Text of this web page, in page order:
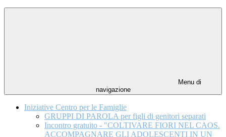
Menu di
navigazione
Iniziative Centro per le Famiglie
GRUPPI DI PAROLA per figli di genitori separati
Incontro gratuito - "COLTIVARE FIORI​ NEL CAOS.
ACCOMPAGNARE GLI ADOLESCENTI IN UN